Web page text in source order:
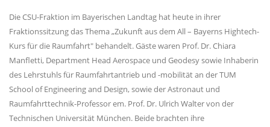
Die CSU-Fraktion im Bayerischen Landtag hat heute in ihrer
Fraktionssitzung das Thema „Zukunft aus dem All – Bayerns Hightech-
Kurs für die Raumfahrt" behandelt. Gäste waren Prof. Dr. Chiara
Manfletti, Department Head Aerospace und Geodesy sowie Inhaberin
des Lehrstuhls für Raumfahrtantrieb und -mobilität an der TUM
School of Engineering and Design, sowie der Astronaut und
Raumfahrttechnik-Professor em. Prof. Dr. Ulrich Walter von der
Technischen Universität München. Beide brachten ihre